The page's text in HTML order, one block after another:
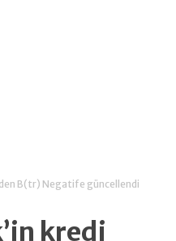
B(tr) Negatife güncellendi
kredi